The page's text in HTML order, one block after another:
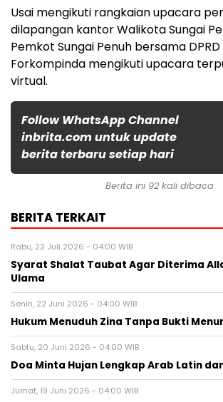
Usai mengikuti rangkaian upacara
dilapangan kantor Walikota Sungai
Pemkot Sungai Penuh bersama
Forkompinda mengikuti upacara
virtual.
Follow WhatsApp Channel
inbrita.com untuk update
berita terbaru setiap hari
Berita ini 92 kali dibaca
BERITA TERKAIT
Rabu, 22 Juli 2026 - 04:00 WIB
Syarat Shalat Taubat Agar Diterima
Ulama
Senin, 22 Juni 2026 - 04:00 WIB
Hukum Menuduh Zina Tanpa Bukti
Sabtu, 20 Juni 2026 - 04:00 WIB
Doa Minta Hujan Lengkap Arab Latin
Jumat, 19 Juni 2026 - 04:00 WIB